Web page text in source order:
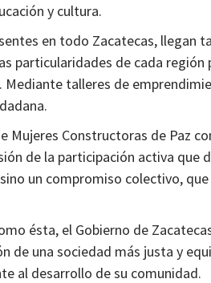
y cultura.
en todo Zacatecas, llegan
particularidades de cada
Mediante talleres de
Mujeres Constructoras de Paz
de la participación activa que
un compromiso colectivo,
ésta, el Gobierno de
de una sociedad más justa y
al desarrollo de su comunidad.
tramo carretero y
en San Isidro, Genaro Codina
atrás Ágora Digital